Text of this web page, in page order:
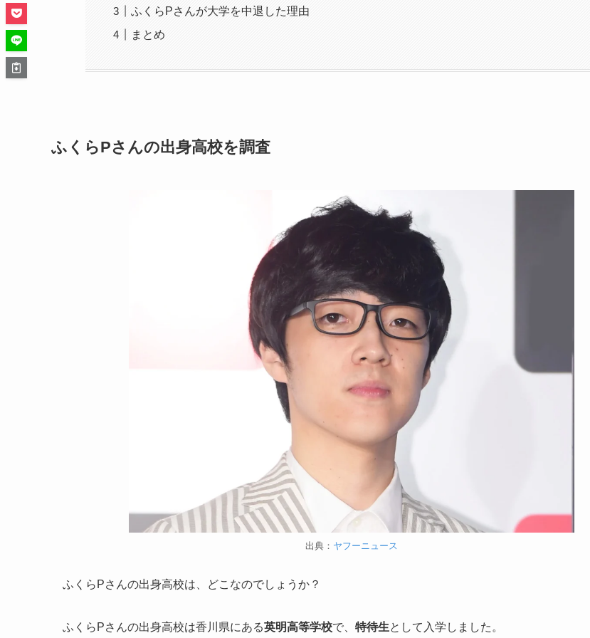
ふくらPさんが大学を中退した理由
まとめ
ふくらPさんの出身高校を調査
出典： ヤフーニュース
ふくらPさんの出身高校は、どこなのでしょうか？
ふくらPさんの出身高校は香川県にある英明高等学校で、 特待生として入学しました。